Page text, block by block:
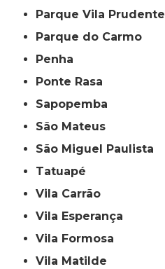
Parque Vila Prudente
Parque do Carmo
Penha
Ponte Rasa
Sapopemba
São Mateus
São Miguel Paulista
Tatuapé
Vila Carrão
Vila Esperança
Vila Formosa
Vila Matilde